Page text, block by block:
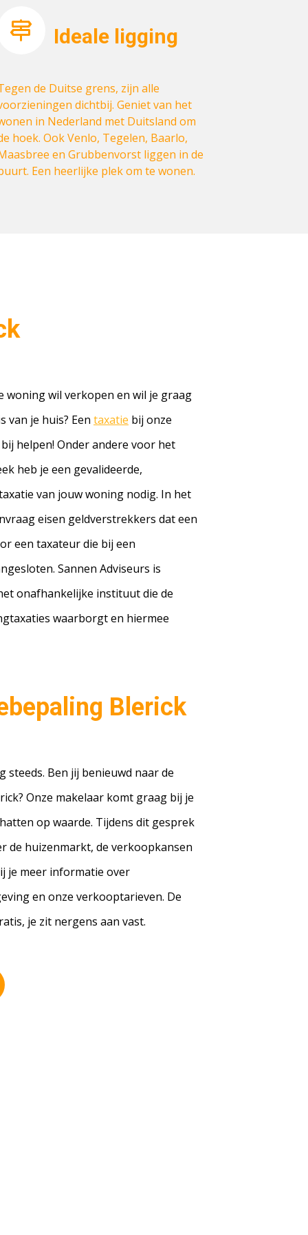
Ideale ligging
de Duitse grens, zijn alle
dichtbij. Geniet van het
in Nederland met Duitsland om
hoek. Ook Venlo, Tegelen, Baarlo,
en Grubbenvorst liggen in de
Een heerlijke plek om te wonen.
woning wil verkopen en wil je graag
van je huis? Een taxatie bij onze
helpen! Onder andere voor het
heb je een gevalideerde,
van jouw woning nodig. In het
eisen geldverstrekkers dat een
een taxateur die bij een
Sannen Adviseurs is
onafhankelijke instituut die de
waarborgt en hiermee
Blerick
Ben jij benieuwd naar de
Onze makelaar komt graag bij je
op waarde. Tijdens dit gesprek
de huizenmarkt, de verkoopkansen
je meer informatie over
en onze verkooptarieven. De
je zit nergens aan vast.